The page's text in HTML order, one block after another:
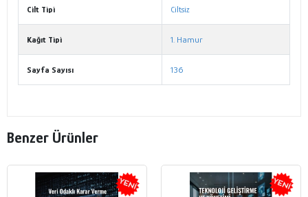
Cilt Tipi Ciltsiz
Kağıt Tipi 1. Hamur
Sayfa Sayısı 136
Benzer Ürünler